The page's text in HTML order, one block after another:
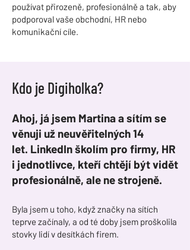
používat přirozeně, profesionálně a tak, aby
podporoval vaše obchodní, HR nebo
komunikační cíle.
Kdo je Digiholka?
Ahoj, já jsem Martina a sítím se
věnuji už neuvěřitelných 14
let. LinkedIn školím pro firmy, HR
i jednotlivce, kteří chtějí být vidět
profesionálně, ale ne strojeně.
Byla jsem u toho, když značky na sítích
teprve začínaly, a od té doby jsem proškolila
stovky lidí v desítkách firem.